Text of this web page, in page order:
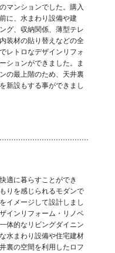
マンションでした。購入
に、水まわり設備や建
グ、収納関係、薄型テレ
装材の貼り替えなどの全
レトロなデザインリフォ
ションができました。ま
の最上階のため、天井裏
新設もする事ができまし
適に暮らすことができ
りを感じられるモダンで
イメージして設計しまし
インリフォーム・リノベ
体的なリビングダイニン
水まわり設備や住宅建材
裏の空間を利用したロフ